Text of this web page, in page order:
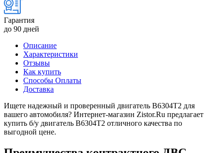
Гарантия
до 90 дней
Описание
Характеристики
Отзывы
Как купить
Способы Оплаты
Доставка
Ищете надежный и проверенный двигатель B6304T2 для
вашего автомобиля? Интернет-магазин Zistor.Ru предлагает
купить б/у двигатель B6304T2 отличного качества по
выгодной цене.